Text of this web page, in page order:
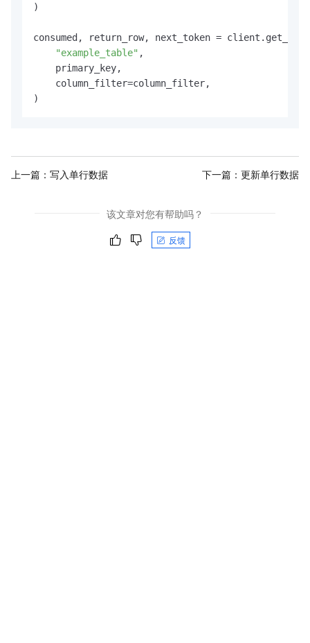
)
consumed, return_row, next_token = client.get_row(
"example_table" ,
    primary_key,
    column_filter=column_filter,
)
上一篇： 写入单行数据 下一篇： 更新单行数据
该文章对您有帮助吗？
反馈